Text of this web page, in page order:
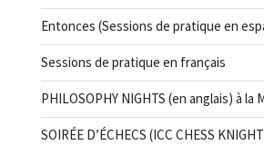
Entonces (Sessions de pratique en
Sessions de pratique en français
PHILOSOPHY NIGHTS (en anglais) à la
SOIRÉE D’ÉCHECS (ICC CHESS